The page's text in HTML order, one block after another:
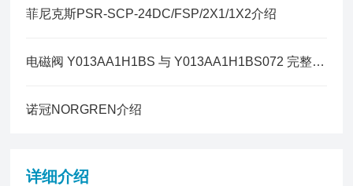
菲尼克斯PSR-SCP-24DC/FSP/2X1/1X2介绍
电磁阀 Y013AA1H1BS 与 Y013AA1H1BS072 完整区别
诺冠NORGREN介绍
详细介绍